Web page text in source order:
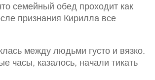
семейный обед проходит как
признания Кирилла все
между людьми густо и вязко.
часы, казалось, начали тикать